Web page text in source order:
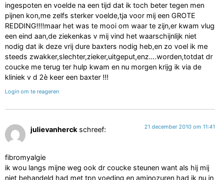
ingespoten en voelde na een tijd dat ik toch beter tegen men
pijnen kon,me zelfs sterker voelde,tja voor mij een GROTE
REDDING!!!!maar het was te mooi om waar te zijn,er kwam vlug
een eind aan,de ziekenkas v mij vind het waarschijnlijk niet
nodig dat ik deze vrij dure baxters nodig heb,en zo voel ik me
steeds zwakker,slechter,zieker,uitgeput,enz….worden,totdat dr
coucke me terug ter hulp kwam en nu morgen krijg ik via de
kliniek v d 2è keer een baxter !!!
Login om te reageren
julievanherck schreef: 21 december 2010 om 11:41
fibromyalgie
ik wou langs mijne weg ook dr coucke steunen want als hij mij
niet behandeld had met tpn voeding en aminozuren had ik nu in